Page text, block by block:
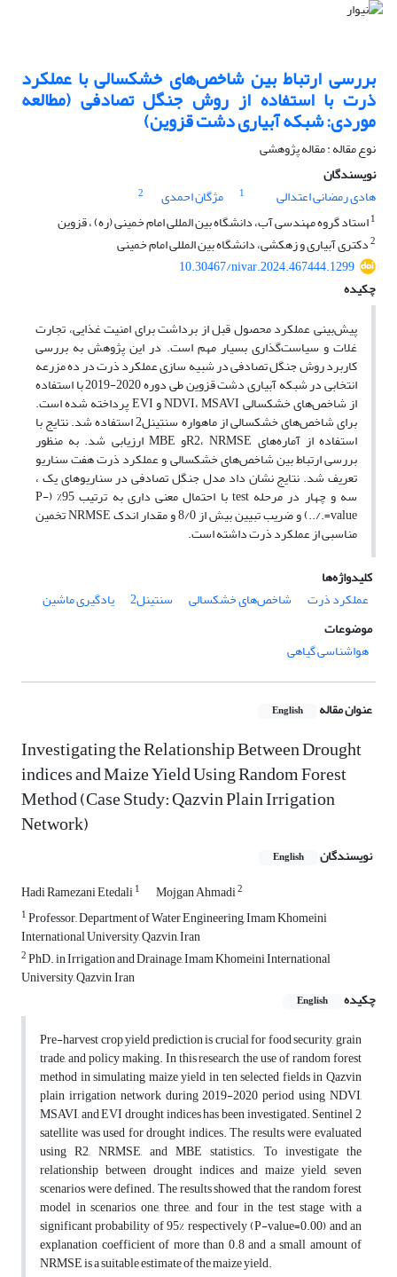
بررسی ارتباط بین شاخص‌های خشکسالی با عملکرد
ذرت با استفاده از روش جنگل تصادفی (مطالعه
موردی: شبکه آبیاری دشت قزوین)
نوع مقاله : مقاله پژوهشی
نویسندگان
هادی رمضانی اعتدالی
1 مژگان احمدی
2
1استاد گروه مهندسی آب، دانشگاه بین المللی امام خمینی (ره) ، قزوین
2دکتری آبیاری و زهکشی، دانشگاه بین المللی امام خمینی
10.30467/nivar.2024.467444.1299
چکیده
پیش‌بینی عملکرد محصول قبل از برداشت برای امنیت غذایی، تجارت
غلات و سیاست‌گذاری بسیار مهم است. در این پژوهش به بررسی
کاربرد روش جنگل تصادفی در شبیه سازی عملکرد ذرت در ده مزرعه
انتخابی در شبکه آبیاری دشت قزوین طی دوره 2020-2019 با استفاده
از شاخص‌های خشکسالی NDVI، MSAVI و EVI پرداخته شده است.
برای شاخص‌های خشکسالی از ماهواره سنتینل2 استفاده شد. نتایج با
استفاده از آماره‌های R2، NRMSEو MBE ارزیابی شد. به منظور
بررسی ارتباط بین شاخص‌های خشکسالی و عملکرد ذرت هفت سناریو
تعریف شد. نتایج نشان داد مدل جنگل تصادفی در سناریوهای یک ،
سه و چهار در مرحله test با احتمال معنی داری به ترتیب 95% (P-
value=./..) و ضریب تبیین بیش از 8/0 و مقدار اندک NRMSE تخمین
مناسبی از عملکرد ذرت داشته است.
کلیدواژه‌ها
عملکرد ذرت
شاخص‌های خشکسالی سنتینل2
یادگیری ماشین
موضوعات
هواشناسی گیاهی
عنوان مقاله English
Investigating the Relationship Between Drought
indices and Maize Yield Using Random Forest
Method (Case Study: Qazvin Plain Irrigation
Network)
نویسندگان English
Hadi Ramezani Etedali1 Mojgan Ahmadi2
1Professor,, Department of Water Engineering, Imam Khomeini
International University, Qazvin, Iran
2PhD. in Irrigation and Drainage, Imam Khomeini International
University, Qazvin, Iran
چکیده
English
Pre-harvest crop yield prediction is crucial for food security, grain
trade, and policy making. In this research, the use of random forest
method in simulating maize yield in ten selected fields in Qazvin
plain irrigation network during 2019-2020 period using NDVI,
MSAVI, and EVI drought indices has been investigated. Sentinel 2
satellite was used for drought indices. The results were evaluated
using R2, NRMSE, and MBE statistics. To investigate the
relationship between drought indices and maize yield, seven
scenarios were defined. The results showed that the random forest
model in scenarios one, three, and four in the test stage with a
significant probability of 95% respectively (P-value=0.00) and an
explanation coefficient of more than 0.8 and a small amount of
NRMSE is a suitable estimate of the maize yield.